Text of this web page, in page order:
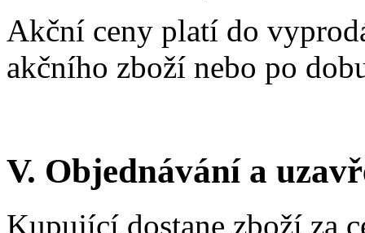
Akční ceny platí do
akčního zboží nebo po
V. Objednávání a
Kupující dostane zboží za